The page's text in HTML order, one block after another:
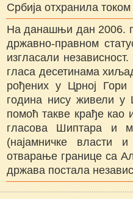
Србија отхранила
На данашњи дан 2006.
државно-правном
изгласали
гласа десетинама
рођених у Црној
година нису живели у
помоћ такве крађе као
гласова Шиптара и
(најамничке
отварање границе са
држава постала